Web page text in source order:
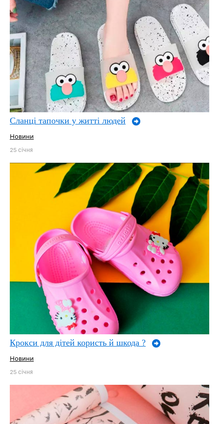
Сланці тапочки у житті людей
Новини
25 січня
Крокси для дітей користь й шкода ?
Новини
25 січня